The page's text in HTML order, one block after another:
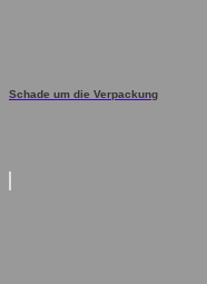
Schade um die Verpackung